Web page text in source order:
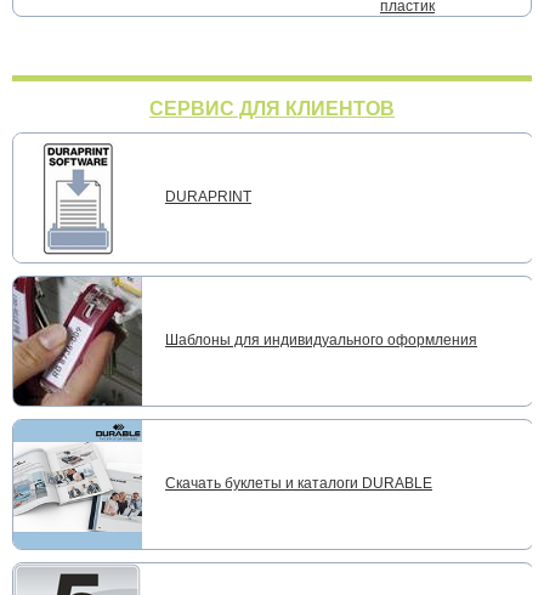
пластик
СЕРВИС ДЛЯ КЛИЕНТОВ
DURAPRINT
Шаблоны для индивидуального оформления
Скачать буклеты и каталоги DURABLE